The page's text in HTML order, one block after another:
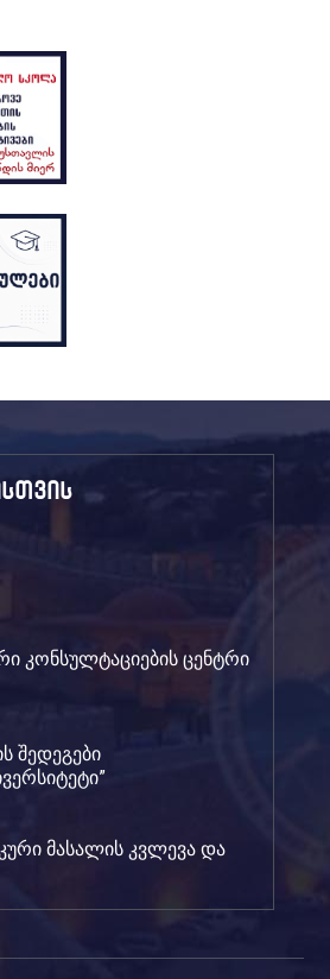
კონსულტაციების ცენტრი
შედეგები
მასალის კვლევა და